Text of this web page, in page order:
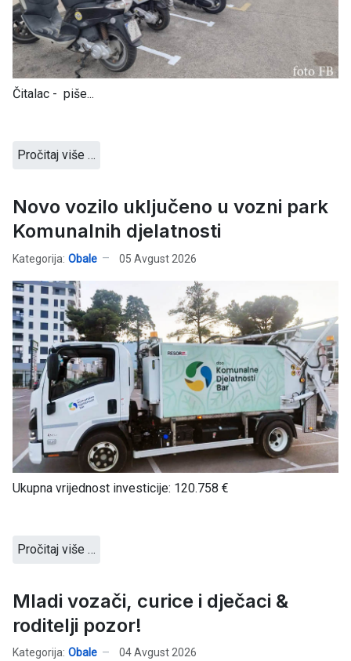
Čitalac - piše...
Pročitaj više …
Novo vozilo uključeno u vozni park
Komunalnih djelatnosti
Kategorija: Obale 05 Avgust 2026
Ukupna vrijednost investicije: 120.758 €
Pročitaj više …
Mladi vozači, curice i dječaci &
roditelji pozor!
Kategorija: Obale 04 Avgust 2026